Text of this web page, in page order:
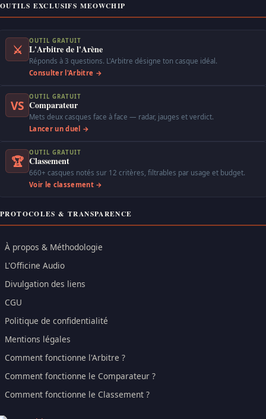
OUTILS EXCLUSIFS MEOWCHIP
⚔
OUTIL GRATUIT
L'Arbitre de l'Arène
Réponds à 3 questions. L'Arbitre désigne ton casque idéal.
Consulter l'Arbitre →
VS
OUTIL GRATUIT
Comparateur
Mets deux casques face à face — radar, jauges et verdict.
Lancer un duel →
🏆
OUTIL GRATUIT
Classement
660+ casques notés sur 12 critères, filtrables par usage et budget.
Voir le classement →
PROTOCOLES & TRANSPARENCE
À propos & Méthodologie
L'Officine Audio
Divulgation des liens
CGU
Politique de confidentialité
Mentions légales
Comment fonctionne l'Arbitre ?
Comment fonctionne le Comparateur ?
Comment fonctionne le Classement ?